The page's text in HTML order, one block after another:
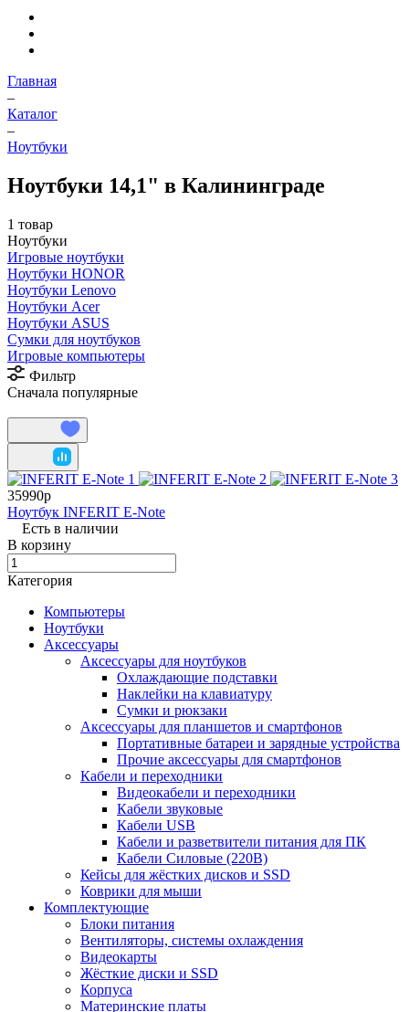
Главная
–
Каталог
–
Ноутбуки
Ноутбуки 14,1" в Калининграде
1 товар
Ноутбуки
Игровые ноутбуки
Ноутбуки HONOR
Ноутбуки Lenovo
Ноутбуки Acer
Ноутбуки ASUS
Сумки для ноутбуков
Игровые компьютеры
Фильтр
Сначала популярные
35990р
Ноутбук INFERIT E-Note
Есть в наличии
В корзину
Категория
Компьютеры
Ноутбуки
Аксессуары
Аксессуары для ноутбуков
Охлаждающие подставки
Наклейки на клавиатуру
Сумки и рюкзаки
Аксессуары для планшетов и смартфонов
Портативные батареи и зарядные устройства
Прочие аксессуары для смартфонов
Кабели и переходники
Видеокабели и переходники
Кабели звуковые
Кабели USB
Кабели и разветвители питания для ПК
Кабели Силовые (220В)
Кейсы для жёстких дисков и SSD
Коврики для мыши
Комплектующие
Блоки питания
Вентиляторы, системы охлаждения
Видеокарты
Жёсткие диски и SSD
Корпуса
Материнские платы